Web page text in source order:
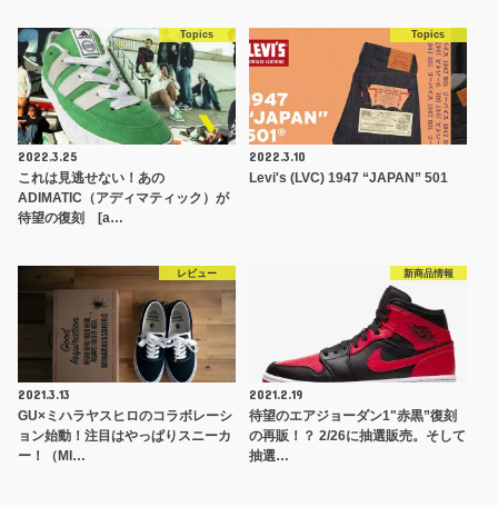
Topics
2022.3.25
これは見逃せない！あの
ADIMATIC（アディマティック）が
待望の復刻 [a…
Topics
2022.3.10
Levi's (LVC) 1947 “JAPAN” 501
レビュー
2021.3.13
GU×ミハラヤスヒロのコラボレーシ
ョン始動！注目はやっぱりスニーカ
ー！（MI…
新商品情報
2021.2.19
待望のエアジョーダン1"赤黒”復刻
の再販！？ 2/26に抽選販売。そして
抽選…